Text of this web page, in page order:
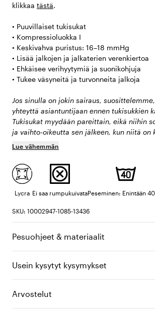
klikkaa tästä.
• Puuvillaiset tukisukat
• Kompressioluokka I
• Keskivahva puristus: 16–18 mmHg
• Lisää jalkojen ja jalkaterien verenkiertoa
• Ehkäisee verihyytymiä ja suonikohjuja
• Tukee väsyneitä ja turvonneita jalkoja
Jos sinulla on jokin sairaus,
yhteyttä asiantuntijaan ennen tukisukkien
Tukisukat myydään pareittain, eikä niihin
ja vaihto-oikeutta sen jälkeen, kun niitä on
Lue vähemmän
Lycra Ei saa rumpukuivataPeseminen: Enintään
SKU: 10002947-1085-13436
Pesuohjeet & materiaalit
Usein kysytyt kysymykset
Arvostelut